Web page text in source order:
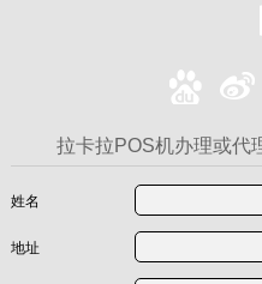
拉卡拉POS机办理或代
姓名
地址